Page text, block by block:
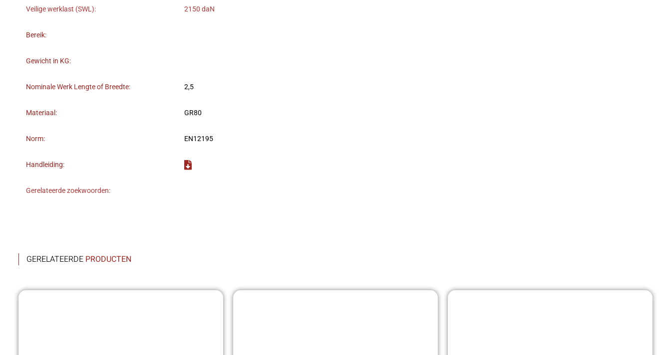
Veilige werklast (SWL): 2150 daN
Bereik:
Gewicht in KG:
Nominale Werk Lengte of Breedte: 2,5
Materiaal: GR80
Norm: EN12195
Handleiding:
Gerelateerde zoekwoorden:
GERELATEERDE PRODUCTEN